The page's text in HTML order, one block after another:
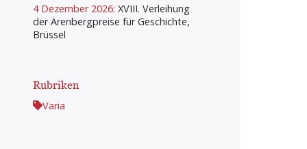
4 Dezember 2026: XVIII. Verleihung
der Arenbergpreise für Geschichte,
Brüssel
Rubriken
Varia